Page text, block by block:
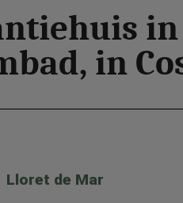
in
Lloret de Mar